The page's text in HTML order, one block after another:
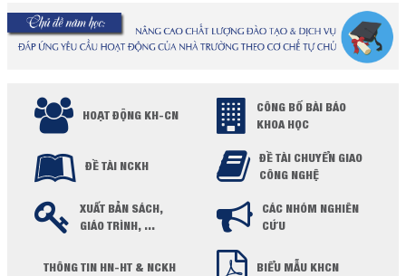
HOẠT ĐỘNG KH-CN
CÔNG BỐ BÀI BÁO
KHOA HỌC
ĐỀ TÀI NCKH
ĐỀ TÀI CHUYỂN GIAO
CÔNG NGHỆ
XUẤT BẢN SÁCH,
GIÁO TRÌNH, ...
CÁC NHÓM NGHIÊN
CỨU
THÔNG TIN HN-HT & NCKH BIỂU MẪU KHCN